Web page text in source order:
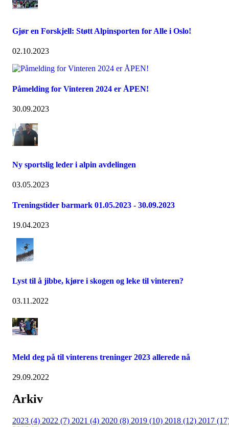
Gjør en Forskjell: Støtt Alpinsporten for Alle i Oslo!
02.10.2023
Påmelding for Vinteren 2024 er ÅPEN!
30.09.2023
Ny sportslig leder i alpin avdelingen
03.05.2023
Treningstider barmark 01.05.2023 - 30.09.2023
19.04.2023
Lyst til å jibbe, kjøre i skogen og leke til vinteren?
03.11.2022
Meld deg på til vinterens treninger 2023 allerede nå
29.09.2022
Arkiv
2023 (4) 2022 (7) 2021 (4) 2020 (8) 2019 (10) 2018 (12) 2017